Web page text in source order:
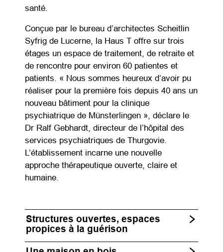
santé.
Conçue par le bureau d’architectes Scheitlin
Syfrig de Lucerne, la Haus T offre sur trois
étages un espace de traitement, de retraite et
de rencontre pour environ 60 patientes et
patients. « Nous sommes heureux d’avoir pu
réaliser pour la première fois depuis 40 ans un
nouveau bâtiment pour la clinique
psychiatrique de Münsterlingen », déclare le
Dr Ralf Gebhardt, directeur de l’hôpital des
services psychiatriques de Thurgovie.
L’établissement incarne une nouvelle
approche thérapeutique ouverte, claire et
humaine.
Structures ouvertes, espaces
propices à la guérison